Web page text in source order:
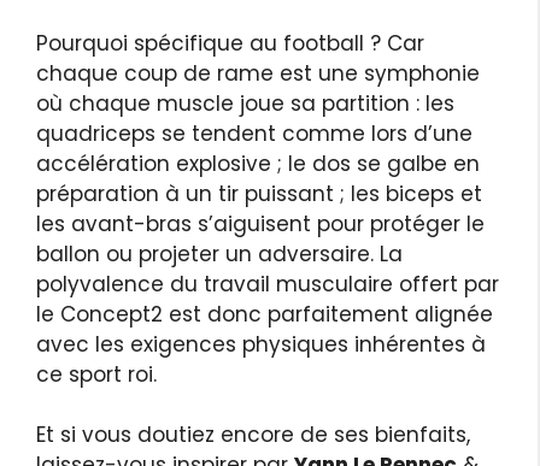
Pourquoi spécifique au football ? Car
chaque coup de rame est une symphonie
où chaque muscle joue sa partition : les
quadriceps se tendent comme lors d’une
accélération explosive ; le dos se galbe en
préparation à un tir puissant ; les biceps et
les avant-bras s’aiguisent pour protéger le
ballon ou projeter un adversaire. La
polyvalence du travail musculaire offert par
le Concept2 est donc parfaitement alignée
avec les exigences physiques inhérentes à
ce sport roi.
Et si vous doutiez encore de ses bienfaits,